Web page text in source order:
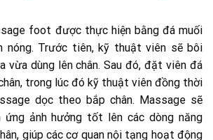
foot được thực hiện bằng đá muối
nóng. Trước tiên, kỹ thuật viên sẽ bôi
vừa dùng lên chân. Sau đó, đặt viên đá
trong lúc đó kỹ thuật viên đồng thời
dọc theo bắp chân. Massage sẽ
ứng ảnh hưởng tốt lên các dòng năng
giúp các cơ quan nội tạng hoạt động